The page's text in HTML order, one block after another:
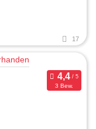
17
3 Bew.